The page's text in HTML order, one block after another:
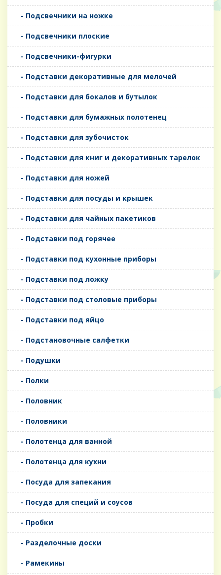
- Подсвечники на ножке
- Подсвечники плоские
- Подсвечники-фигурки
- Подставки декоративные для мелочей
- Подставки для бокалов и бутылок
- Подставки для бумажных полотенец
- Подставки для зубочисток
- Подставки для книг и декоративных тарелок
- Подставки для ножей
- Подставки для посуды и крышек
- Подставки для чайных пакетиков
- Подставки под горячее
- Подставки под кухонные приборы
- Подставки под ложку
- Подставки под столовые приборы
- Подставки под яйцо
- Подстановочные салфетки
- Подушки
- Полки
- Половник
- Половники
- Полотенца для ванной
- Полотенца для кухни
- Посуда для запекания
- Посуда для специй и соусов
- Пробки
- Разделочные доски
- Рамекины